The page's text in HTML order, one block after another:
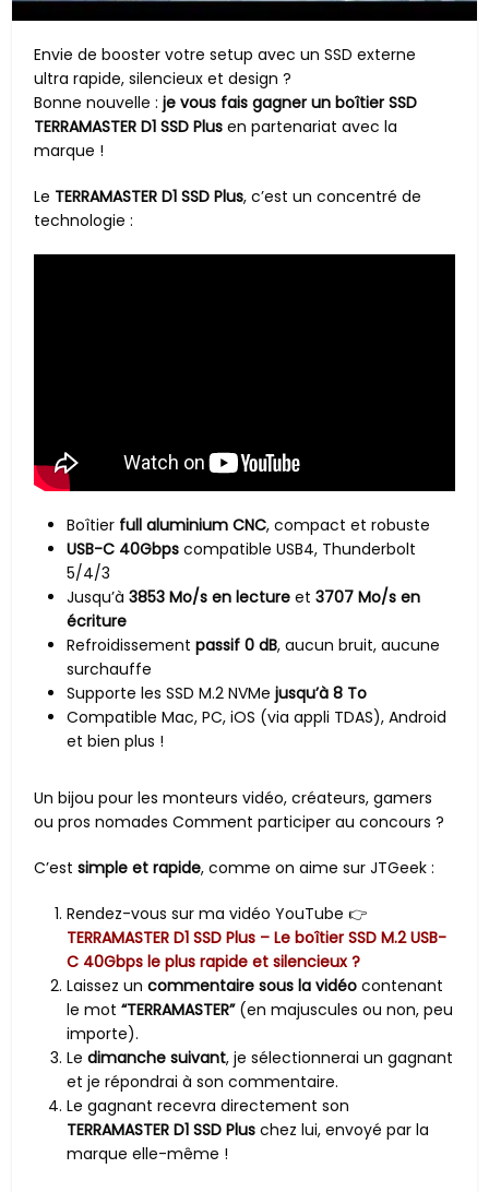
Envie de booster votre setup avec un SSD externe
ultra rapide, silencieux et design ?
Bonne nouvelle :je vous fais gagner un boîtier SSD
TERRAMASTER D1 SSD Plus en partenariat avec la
marque !
Le TERRAMASTER D1 SSD Plus, c’est un concentré de
technologie :
Boîtier full aluminium CNC, compact et robuste
USB-C 40Gbps compatible USB4, Thunderbolt
5/4/3
Jusqu’à3853 Mo/s en lecture et3707 Mo/s en
écriture
Refroidissementpassif 0 dB, aucun bruit, aucune
surchauffe
Supporte les SSD M.2 NVMejusqu’à 8 To
Compatible Mac, PC, iOS (via appli TDAS), Android
et bien plus !
Un bijou pour les monteurs vidéo, créateurs, gamers
ou pros nomades Comment participer au concours ?
C’estsimple et rapide, comme on aime sur JTGeek :
Rendez-vous sur ma vidéo YouTube 👉
TERRAMASTER D1 SSD Plus – Le boîtier SSD M.2 USB-
C 40Gbps le plus rapide et silencieux ?
Laissez uncommentaire sous la vidéo contenant
le mot“TERRAMASTER”(en majuscules ou non, peu
importe).
Ledimanche suivant, je sélectionnerai un gagnant
et je répondrai à son commentaire.
Le gagnant recevra directement son
TERRAMASTER D1 SSD Plus chez lui, envoyé par la
marque elle-même !